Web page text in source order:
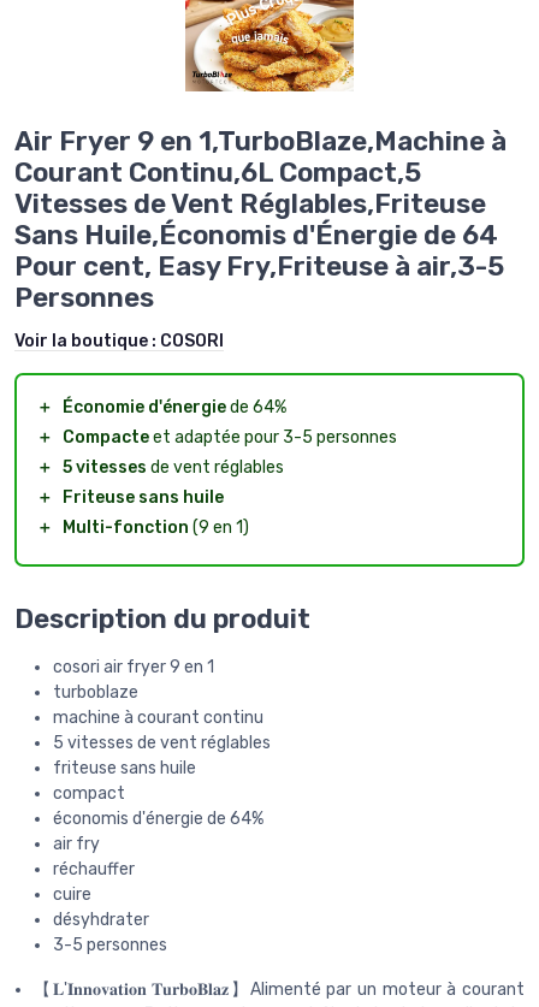
Air Fryer 9 en 1,TurboBlaze,Machine à
Courant Continu,6L Compact,5
Vitesses de Vent Réglables,Friteuse
Sans Huile,Économis d'Énergie de 64
Pour cent, Easy Fry,Friteuse à air,3-5
Personnes
Voir la boutique : COSORI
＋ Économie d'énergiede 64%
＋
Compacteet adaptée pour 3-5 personnes
＋ 5 vitesses de vent réglables
＋
Friteuse sans huile
＋
Multi-fonction (9 en 1)
Description du produit
cosori air fryer 9 en 1
turboblaze
machine à courant continu
5 vitesses de vent réglables
friteuse sans huile
compact
économis d'énergie de 64%
air fry
réchauffer
cuire
désyhdrater
3-5 personnes
【𝐋'𝐈𝐧𝐧𝐨𝐯𝐚𝐭𝐢𝐨𝐧 𝐓𝐮𝐫𝐛𝐨𝐁𝐥𝐚𝐳】Alimenté par un moteur à courant